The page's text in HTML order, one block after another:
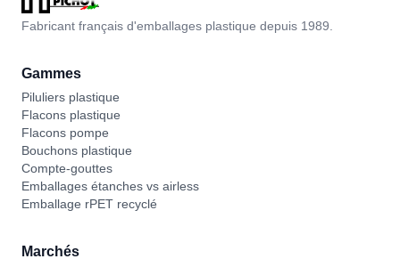
Fabricant français d'emballages plastique depuis 1989.
Gammes
Piluliers plastique
Flacons plastique
Flacons pompe
Bouchons plastique
Compte-gouttes
Emballages étanches vs airless
Emballage rPET recyclé
Marchés